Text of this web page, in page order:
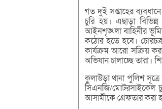
গত দুই সপ্তাহের
চুরি হয়। এছাড়া
আইনশৃঙ্খলা বাহিনীর
কঠোর হতে হবে।
কার্যক্রম আরো সক্রিয়
অভিযান চালাচ্ছে তারা।
কুলাউড়া থানা পুলিশ
সিএনজি/মোটরসাইকেল
আসামীকে গ্রেফতার করা